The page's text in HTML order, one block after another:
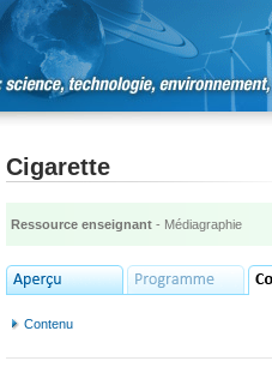
Cigarette
Ressource enseignant - Médiagraphie
Contenu